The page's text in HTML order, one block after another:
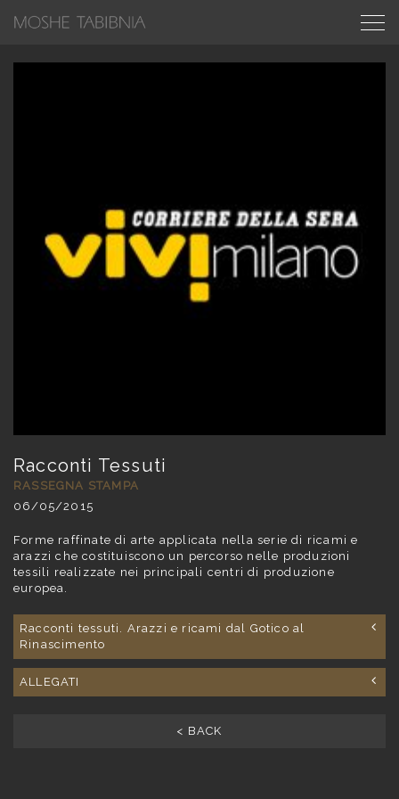
Racconti Tessuti
RASSEGNA STAMPA
06/05/2015
Forme raffinate di arte applicata nella serie di ricami e
arazzi che costituiscono un percorso nelle produzioni
tessili realizzate nei principali centri di produzione
europea.
Racconti tessuti. Arazzi e ricami dal Gotico al
Rinascimento
ALLEGATI
< BACK